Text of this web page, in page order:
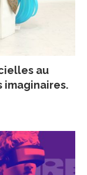
au
imaginaires.